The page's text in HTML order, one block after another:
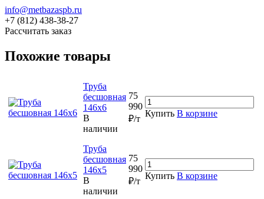
info@metbazaspb.ru
+7 (812) 438-38-27
Рассчитать заказ
Похожие товары
Труба
бесшовная
146х6
В
наличии
75
990
₽/т
Купить В корзине
Труба
бесшовная
146х5
В
наличии
75
990
₽/т
Купить В корзине